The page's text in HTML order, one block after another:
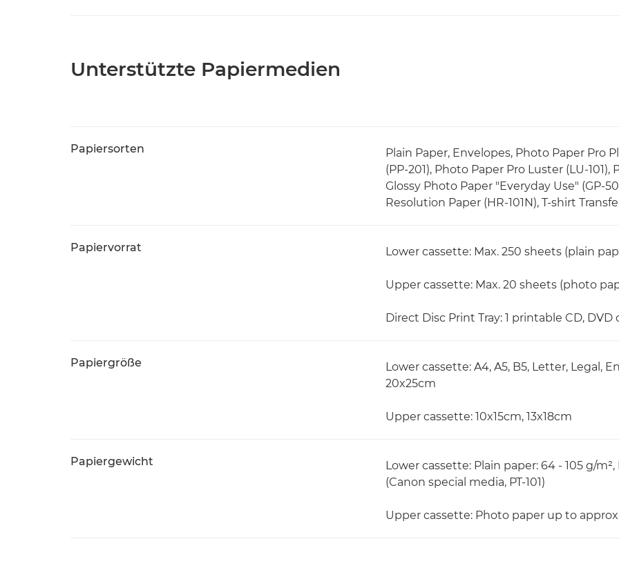
Unterstützte Papiermedien
Papiersorten
Plain Paper, Envelopes, Photo Paper Pro
(PP-201), Photo Paper Pro Luster (LU-
Glossy Photo Paper "Everyday Use" (GP-
Resolution Paper (HR-101N), T-shirt
Papiervorrat Lower cassette: Max. 250 sheets (plain
Upper cassette: Max. 20 sheets (photo
Direct Disc Print Tray: 1 printable CD, DVD
Papiergröße
Lower cassette: A4, A5, B5, Letter, Legal,
20x25cm
Upper cassette: 10x15cm, 13x18cm
Papiergewicht
Lower cassette: Plain paper: 64 - 105 g/
(Canon special media, PT-101)
Upper cassette: Photo paper up to